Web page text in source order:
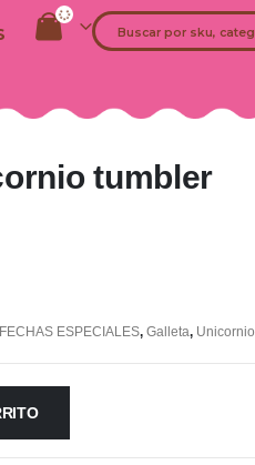
tumbler
FECHAS ESPECIALES, Galleta, Unicornio